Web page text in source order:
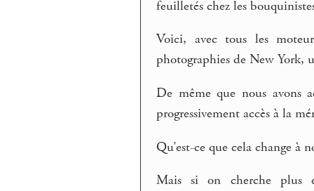
feuilletés chez les
Voici, avec tous les
photographies de New York,
De même que nous avons
progressivement accès à la
Qu’est-ce que cela change à
Mais si on cherche